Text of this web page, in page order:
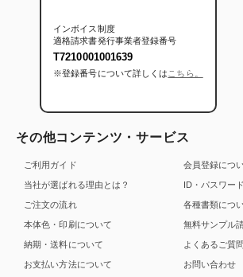
インボイス制度
適格請求書発行事業者登録番号
T7210001001639
※登録番号について詳しくは こちら。
その他コンテンツ・サービス
ご利用ガイド
当社が選ばれる理由とは？
ご注文の流れ
本体色・印刷について
納期・送料について
お支払い方法について
会員登録につ
ID・パスワー
各種書類につ
無料サンプル
よくあるご質問
お問い合わせ